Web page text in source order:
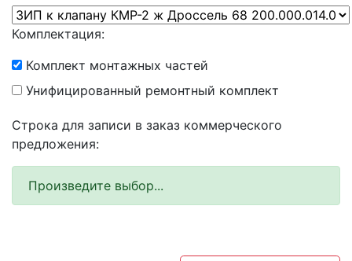
Комплектация:
Комплект монтажных частей
Унифицированный ремонтный комплект
Строка для записи в заказ коммерческого
предложения:
Произведите выбор...